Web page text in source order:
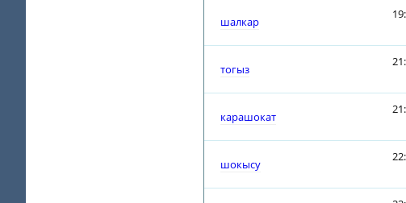
шалкар
тогыз
карашокат
шокысу